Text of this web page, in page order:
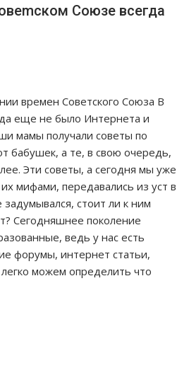
Союзе всегда
времен Советского Союза В
еще не было Интернета и
мамы получали советы по
бабушек, а те, в свою очередь,
Эти советы, а сегодня мы уже
мифами, передавались из уст в
задумывался, стоит ли к ним
Сегодняшнее поколение
ведь у нас есть
форумы, интернет статьи,
можем определить что